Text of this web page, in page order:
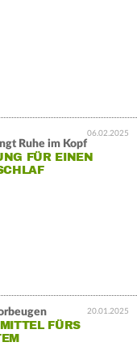
06.02.2025
Ruhe im Kopf
FÜR EINEN
20.01.2025
FÜRS